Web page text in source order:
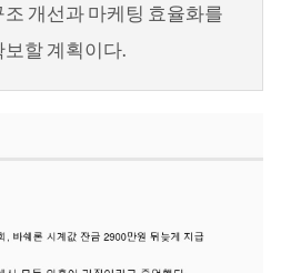
개선과 마케팅 효율화를
할 계획이다.